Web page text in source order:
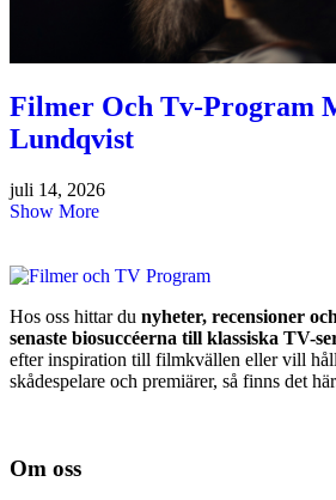
Filmer Och Tv-Program
Lundqvist
juli 14, 2026
Show More
Hos oss hittar du nyheter, recensioner
senaste biosuccéerna till klassiska TV-
efter inspiration till filmkvällen eller vill
skådespelare och premiärer, så finns det
Om oss